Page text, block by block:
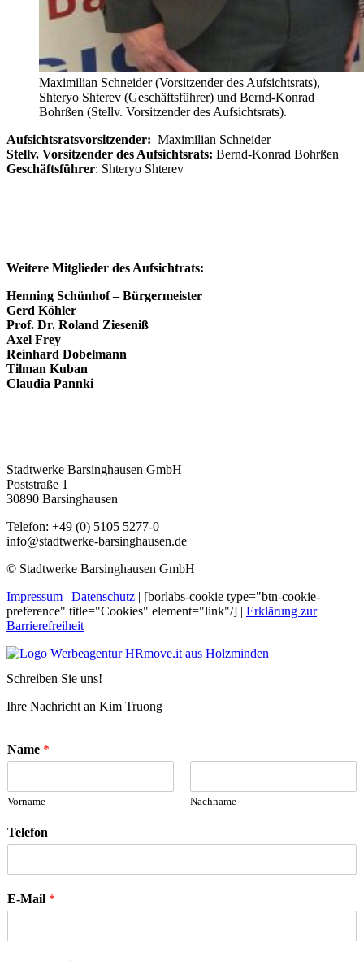
Maximilian Schneider (Vorsitzender des Aufsichtsrats),
Shteryo Shterev (Geschäftsführer) und Bernd-Konrad
Bohrßen (Stellv. Vorsitzender des Aufsichtsrats).
Aufsichtsratsvorsitzender: Maximilian Schneider
Stellv. Vorsitzender des Aufsichtsrats: Bernd-Konrad Bohrßen
Geschäftsführer: Shteryo Shterev
Weitere Mitglieder des Aufsichtrats:
Henning Schünhof – Bürgermeister
Gerd Köhler
Prof. Dr. Roland Zieseniß
Axel Frey
Reinhard Dobelmann
Tilman Kuban
Claudia Pannki
Stadtwerke Barsinghausen GmbH
Poststraße 1
30890 Barsinghausen
Telefon: +49 (0) 5105 5277-0
info@stadtwerke-barsinghausen.de
© Stadtwerke Barsinghausen GmbH
Impressum | Datenschutz | [borlabs-cookie type="btn-cookie-
preference" title="Cookies" element="link"/] | Erklärung zur
Barrierefreiheit
Schreiben Sie uns!
Ihre Nachricht an Kim Truong
Name *
Vorname Nachname
Telefon
E-Mail *